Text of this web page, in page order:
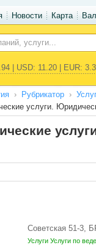
Новости Карта
| USD: 11.20 | EUR:
Рубрикатор
услуги.
Советская 51-3,
Услуги Услуги по